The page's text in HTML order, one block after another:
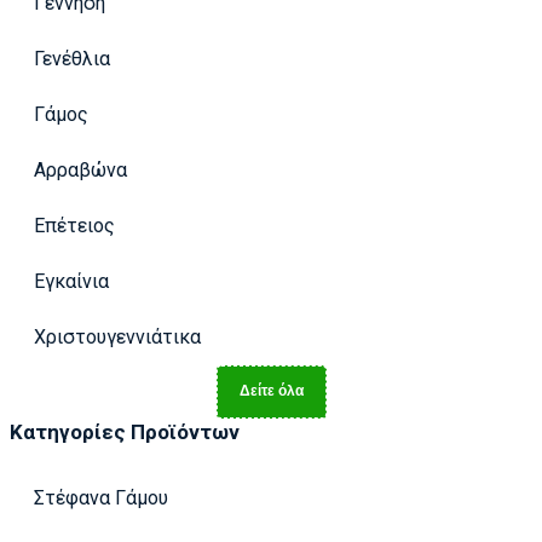
Γενέθλια
Γάμος
Αρραβώνα
Επέτειος
Εγκαίνια
Χριστουγεννιάτικα
Δείτε όλα
Κατηγορίες Προϊόντων
Στέφανα Γάμου